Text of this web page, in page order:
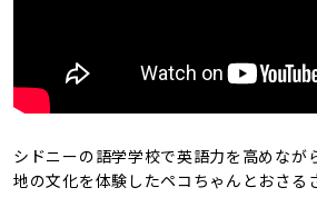
シドニーの語学学校で英語力を高めなが
地の文化を体験したペコちゃんとおさる